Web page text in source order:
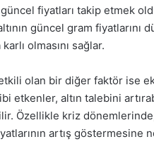
fiyatları takip etmek
güncel gram fiyatlarını
olmasını sağlar.
olan bir diğer faktör ise
etkenler, altın talebini
Özellikle kriz dönemlerinde,
artış göstermesine